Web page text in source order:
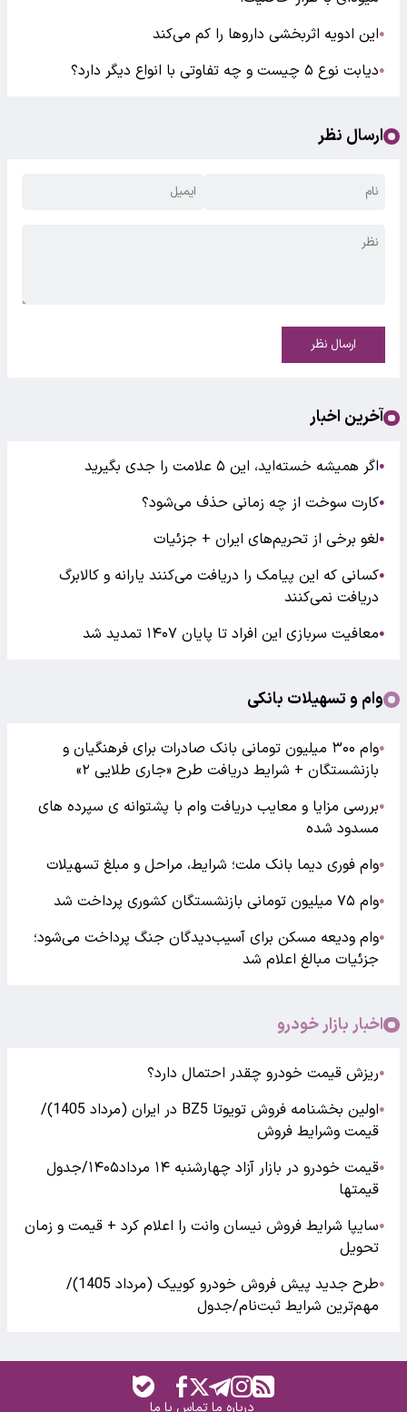
●این ادویه‌ اثربخشی داروها را کم می‌کند
●دیابت نوع ۵ چیست و چه تفاوتی با انواع دیگر دارد؟
ارسال نظر
ارسال نظر
آخرین اخبار
●اگر همیشه خسته‌اید، این ۵ علامت را جدی بگیرید
●کارت سوخت از چه زمانی حذف می‌شود؟
●لغو برخی از تحریم‌های ایران + جزئیات
●کسانی که این پیامک را دریافت می‌کنند یارانه و کالابرگ
دریافت نمی‌کنند
●معافیت سربازی این افراد تا پایان ۱۴۰۷ تمدید شد
وام و تسهیلات بانکی
●
وام ۳۰۰ میلیون تومانی بانک صادرات برای فرهنگیان و
بازنشستگان + شرایط دریافت طرح «جاری طلایی ۲»
●بررسی مزایا و معایب دریافت وام با پشتوانه ی سپرده های
مسدود شده
●وام فوری دیما بانک ملت؛ شرایط، مراحل و مبلغ تسهیلات
●وام ۷۵ میلیون تومانی بازنشستگان کشوری پرداخت شد
●وام ودیعه مسکن برای آسیب‌دیدگان جنگ پرداخت می‌شود؛
جزئیات مبالغ اعلام شد
اخبار بازار خودرو
●ریزش قیمت خودرو چقدر احتمال دارد؟
●
اولین بخشنامه فروش تویوتا BZ5 در ایران (مرداد 1405)/
قیمت وشرایط فروش
●
قیمت خودرو در بازار آزاد چهارشنبه ۱۴ مرداد۱۴۰۵/جدول
قیمتها
●سایپا شرایط فروش نیسان وانت را اعلام کرد + قیمت و زمان
تحویل
●
طرح جدید پیش فروش خودرو کوییک (مرداد 1405)/
مهم‌ترین شرایط ثبت‌نام/جدول
درباره ماتماس با ما